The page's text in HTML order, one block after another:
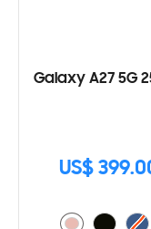
Galaxy A27 5G
US$